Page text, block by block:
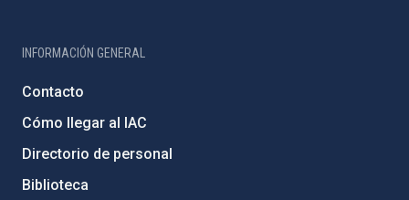
INFORMACIÓN GENERAL
Contacto
Cómo llegar al IAC
Directorio de personal
Biblioteca